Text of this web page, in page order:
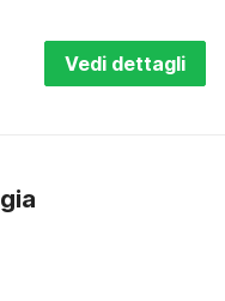
Vedi dettagli